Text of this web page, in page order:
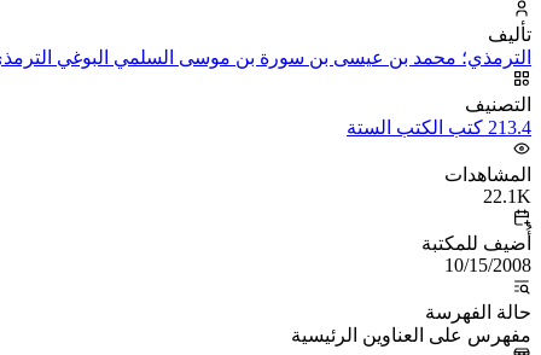
تأليف
الترمذي؛ محمد بن عيسى بن سورة بن موسى السلمي البوغي
التصنيف
213.4 كتب الكتب الستة
المشاهدات
22.1K
أُضيف للمكتبة
10/15/2008
حالة الفهرسة
مفهرس على العناوين الرئيسية